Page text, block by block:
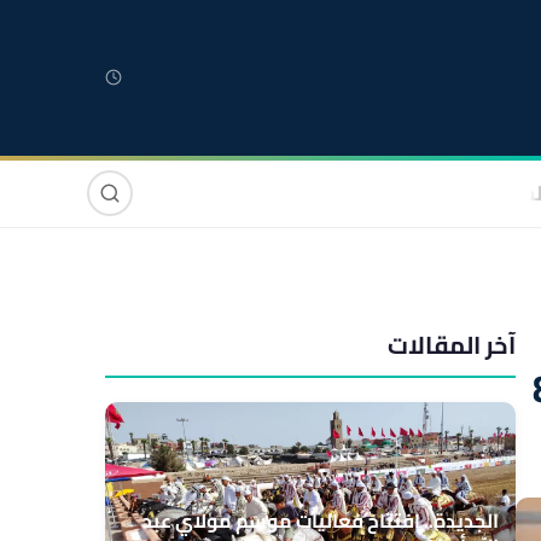
صوت وصورة
آخر المقالات
الجديدة.. افتتاح فعاليات موسم مولاي عبد